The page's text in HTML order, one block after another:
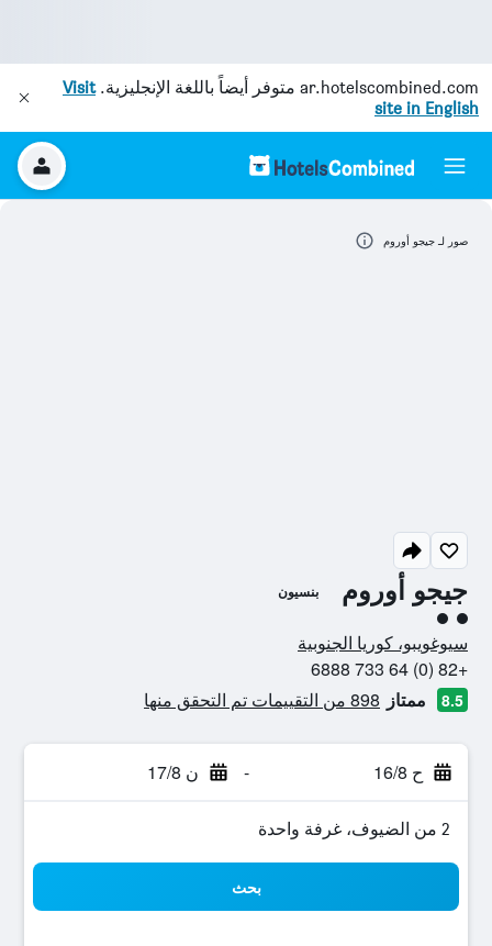
ar.hotelscombined.com متوفر أيضاً باللغة الإنجليزية.Visit
site in English
جيجو أوروم بنسيون
تقييم فئة 2
سيوغويبو، كوريا الجنوبية
+82 (0) 64 733 6888
8.5 ممتاز 898 من التقييمات تم التحقق منها
ح 16/8 - ن 17/8
2 من الضيوف، غرفة واحدة
بحث
صور لـ جيجو أوروم